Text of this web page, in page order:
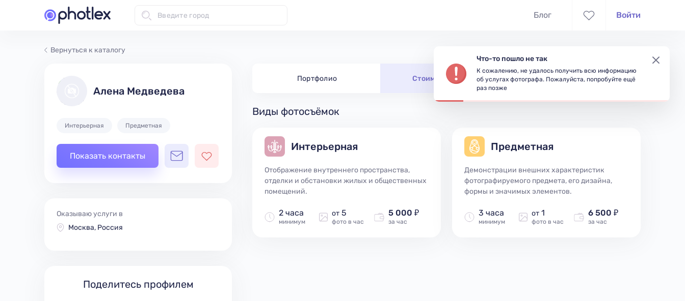
Блог Войти
Вернуться к каталогу
Алена Медведева
Интерьерная Предметная
Показать контакты
Оказываю услуги в
Москва, Россия
Поделитесь профилем
Портфолио Стоимость съёмки Доступность
Виды фотосъёмок
Интерьерная
Отображение внутреннего пространства,
отделки и обстановки жилых и общественных
помещений.
2 часа
минимум
от 5
фото в час
5 000 ₽
за час
Предметная
Демонстрации внешних характеристик
фотографируемого предмета, его дизайна,
формы и значимых элементов.
3 часа
минимум
от 1
фото в час
6 500 ₽
за час
Что-то пошло не так
К сожалению, не удалось получить всю информацию
об услугах фотографа. Пожалуйста, попробуйте ещё
раз позже